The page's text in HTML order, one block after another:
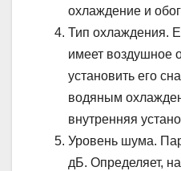
охлаждение и
Тип охлаждения.
имеет воздушное
установить его
водяным
внутренняя
Уровень шума.
дБ. Определяет,